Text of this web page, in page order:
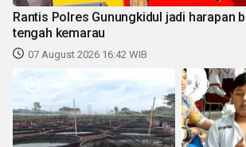
Rantis Polres Gunungkidul jadi harapan
tengah kemarau
07 August 2026 16:42 WIB